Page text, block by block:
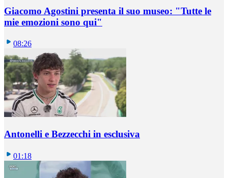
Giacomo Agostini presenta il suo museo: "Tutte le
mie emozioni sono qui"
08:26
Antonelli e Bezzecchi in esclusiva
01:18